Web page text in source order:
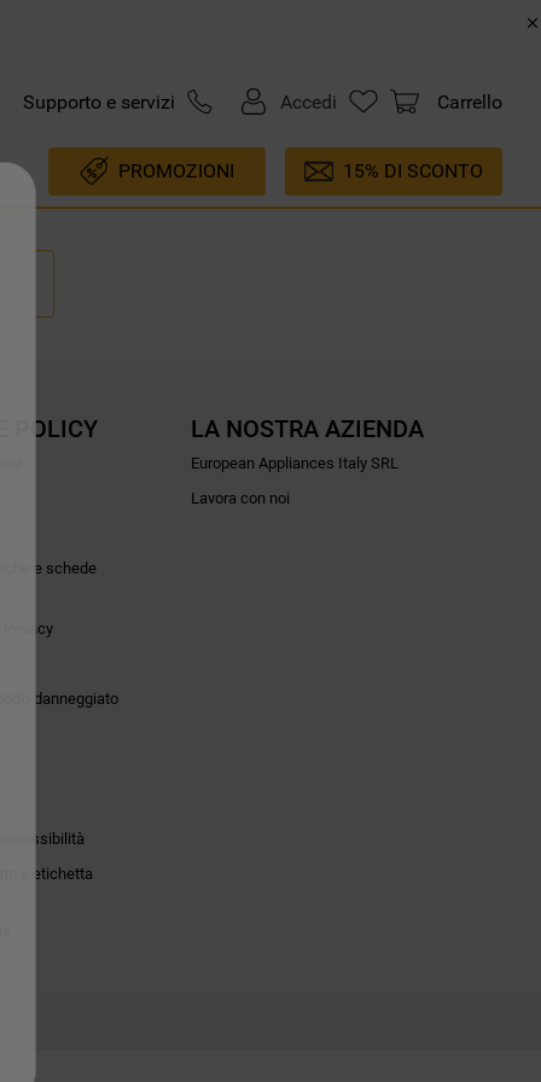
Supporto e servizi Accedi Carrello
PROMOZIONI 15% DI SCONTO
POLICY
e schede
Privacy
danneggiato
e etichetta
LA NOSTRA AZIENDA
European Appliances Italy SRL
Lavora con noi